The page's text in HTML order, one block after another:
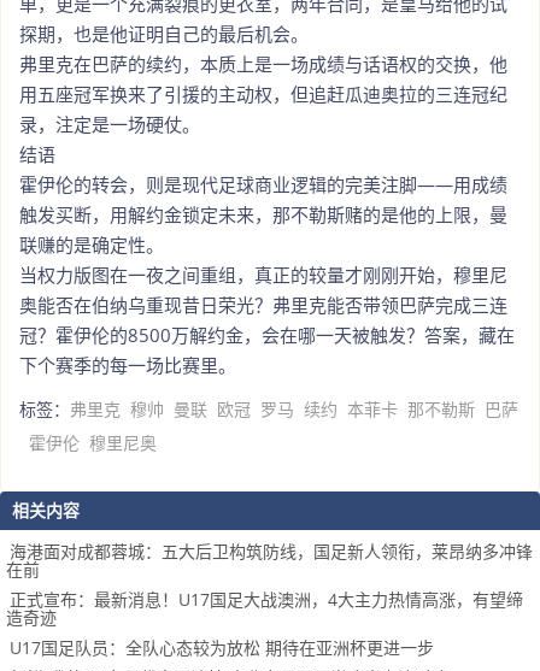
探期，也是他证明自己的最后机会。
弗里克在巴萨的续约，本质上是一场成绩与话语权的交换，他
用五座冠军换来了引援的主动权，但追赶瓜迪奥拉的三连冠纪
录，注定是一场硬仗。
结语
霍伊伦的转会，则是现代足球商业逻辑的完美注脚——用成绩
触发买断，用解约金锁定未来，那不勒斯赌的是他的上限，曼
联赚的是确定性。
当权力版图在一夜之间重组，真正的较量才刚刚开始，穆里尼
奥能否在伯纳乌重现昔日荣光？弗里克能否带领巴萨完成三连
冠？霍伊伦的8500万解约金，会在哪一天被触发？答案，藏在
下个赛季的每一场比赛里。
标签： 弗里克 穆帅 曼联 欧冠 罗马 续约 本菲卡 那不勒斯 巴萨
霍伊伦 穆里尼奥
相关内容
海港面对成都蓉城：五大后卫构筑防线，国足新人领衔，莱昂纳多冲锋
在前
正式宣布：最新消息！U17国足大战澳洲，4大主力热情高涨，有望缔
造奇迹
U17国足队员：全队心态较为放松 期待在亚洲杯更进一步